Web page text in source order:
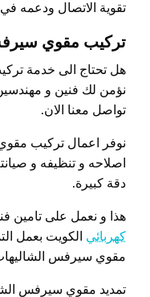
تقوية الاتصال ودعمه
تركيب مقوي
هل تحتاج الى خدمة
نؤمن لك فنين و
تواصل معنا الان.
نوفر اعمال تركيب
اصلاحه و تنظيفه و
دقة كبيرة.
هذا و نعمل على تامين
كهربائي الكويت بعمل
مقوي سيرفس
تمديد مقوي سيرفس